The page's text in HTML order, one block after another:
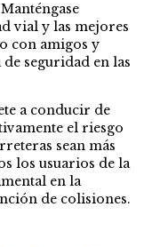
Manténgase
vial y las mejores
con amigos y
seguridad en las
a conducir de
el riesgo
sean más
los usuarios de la
en la
de colisiones.